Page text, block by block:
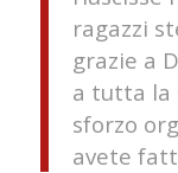
ragazzi
grazie a
a tutta la
sforzo
avete